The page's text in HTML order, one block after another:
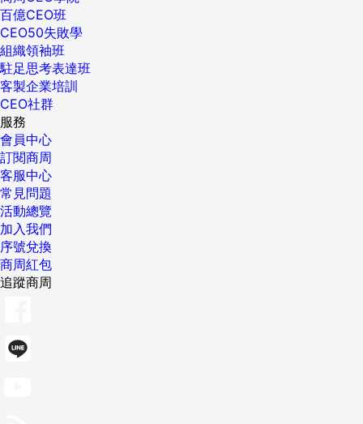
百億CEO班
CEO50失敗學
組織領袖班
駐足思考表達班
客製企業培訓
CEO社群
服務
會員中心
訂閱商周
客服中心
常見問題
活動總覽
加入我們
序號兌換
商周紅包
追蹤商周